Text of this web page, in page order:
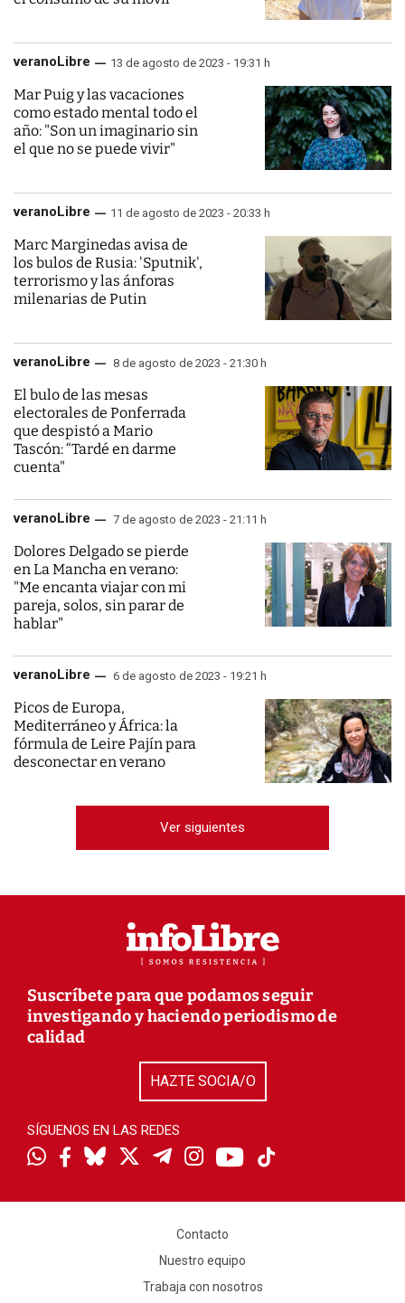
veranoLibre 13 de agosto de 2023 - 19:31 h
Mar Puig y las vacaciones
como estado mental todo el
año: "Son un imaginario sin
el que no se puede vivir"
veranoLibre 11 de agosto de 2023 - 20:33 h
Marc Marginedas avisa de
los bulos de Rusia: 'Sputnik',
terrorismo y las ánforas
milenarias de Putin
veranoLibre 8 de agosto de 2023 - 21:30 h
El bulo de las mesas
electorales de Ponferrada
que despistó a Mario
Tascón: “Tardé en darme
cuenta"
veranoLibre 7 de agosto de 2023 - 21:11 h
Dolores Delgado se pierde
en La Mancha en verano:
"Me encanta viajar con mi
pareja, solos, sin parar de
hablar"
veranoLibre 6 de agosto de 2023 - 19:21 h
Picos de Europa,
Mediterráneo y África: la
fórmula de Leire Pajín para
desconectar en verano
Ver siguientes
Suscríbete para que podamos seguir
investigando y haciendo periodismo de
calidad
HAZTE SOCIA/O
SÍGUENOS EN LAS REDES
Contacto
Nuestro equipo
Trabaja con nosotros